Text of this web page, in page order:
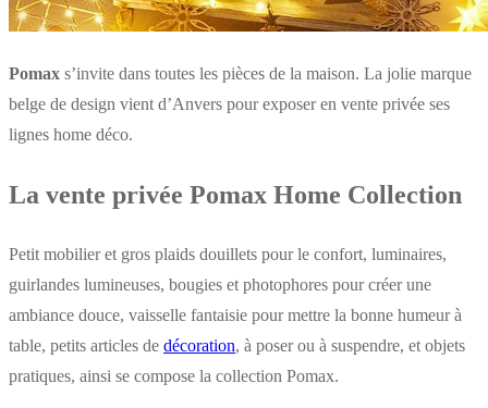
Pomax s’invite dans toutes les pièces de la maison. La jolie marque
belge de design vient d’Anvers pour exposer en vente privée ses
lignes home déco.
La vente privée Pomax Home Collection
Petit mobilier et gros plaids douillets pour le confort, luminaires,
guirlandes lumineuses, bougies et photophores pour créer une
ambiance douce, vaisselle fantaisie pour mettre la bonne humeur à
table, petits articles de décoration, à poser ou à suspendre, et objets
pratiques, ainsi se compose la collection Pomax.